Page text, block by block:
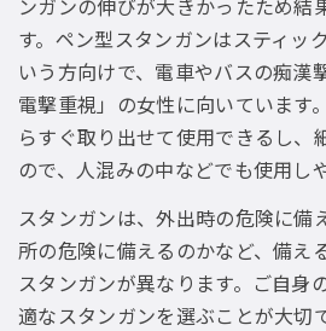
ンガンの伸びが大きかったため結
す。ペン型スタンガンはスティッ
いう方向けで、電車やバスの痴漢
電撃重視」の女性に向いています
らすぐ取り出せて使用できるし、
ので、人混みの中などでも使用し
スタンガンは、外出時の危険に備
所の危険に備えるのかなど、備え
スタンガンが異なります。ご自身
適なスタンガンを選ぶことが大切